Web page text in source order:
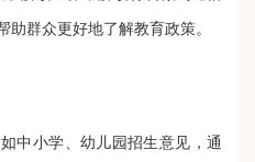
群众更好地了解教育政策。
小学、幼儿园招生意见，通